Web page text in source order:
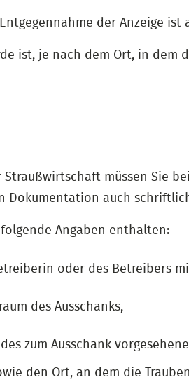
der Anzeige ist
ist, je nach dem Ort, in dem
Straußwirtschaft müssen Sie
Dokumentation auch
folgende Angaben enthalten:
oder des Betreibers
des Ausschanks,
zum Ausschank
den Ort, an dem die